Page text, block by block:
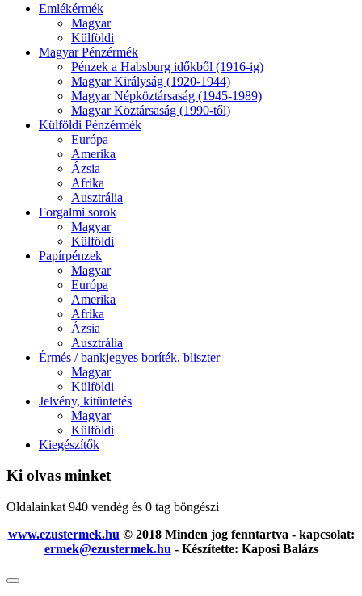
Emlékérmék
Magyar
Külföldi
Magyar Pénzérmék
Pénzek a Habsburg időkből (1916-ig)
Magyar Királyság (1920-1944)
Magyar Népköztársaság (1945-1989)
Magyar Köztársaság (1990-től)
Külföldi Pénzérmék
Európa
Amerika
Ázsia
Afrika
Ausztrália
Forgalmi sorok
Magyar
Külföldi
Papírpénzek
Magyar
Európa
Amerika
Afrika
Ázsia
Ausztrália
Érmés / bankjegyes boríték, bliszter
Magyar
Külföldi
Jelvény, kitüntetés
Magyar
Külföldi
Kiegészítők
Ki olvas minket
Oldalainkat 940 vendég és 0 tag böngészi
www.ezustermek.hu © 2018 Minden jog fenntartva - kapcsolat:
ermek@ezustermek.hu - Készítette: Kaposi Balázs